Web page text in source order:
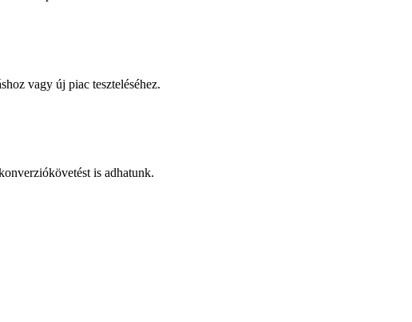
vagy új piac teszteléséhez.
is adhatunk.